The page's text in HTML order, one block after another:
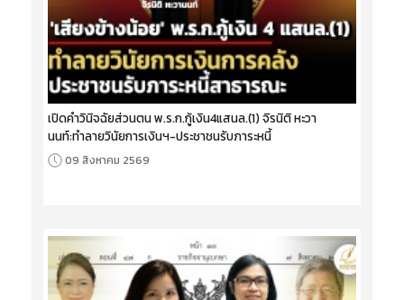
เปิดคำวินิจฉัยส่วนตน พ.ร.ก.กู้เงิน4แสนล.(1) จิรนิติ หะวา
นนท์:ทำลายวินัยการเงินฯ-ประชาชนรับภาระหนี้
09 สิงหาคม 2569